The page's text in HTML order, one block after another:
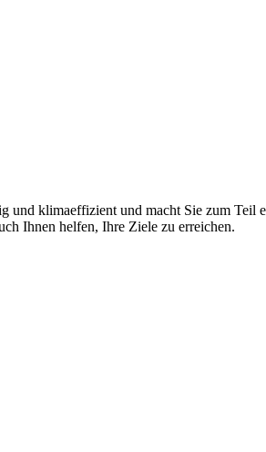
klimaeffizient und macht Sie zum
Ihnen helfen, Ihre Ziele zu erreichen.